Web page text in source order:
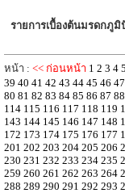
รายการเบื้องต้นมรดกภู
หน้า : << ก่อนหน้า 1 2 3 4
39 40 41 42 43 44 45 46 47
80 81 82 83 84 85 86 87 88
114 115 116 117 118 119
143 144 145 146 147 148
172 173 174 175 176 177
201 202 203 204 205 206
230 231 232 233 234 235
259 260 261 262 263 264
288 289 290 291 292 293